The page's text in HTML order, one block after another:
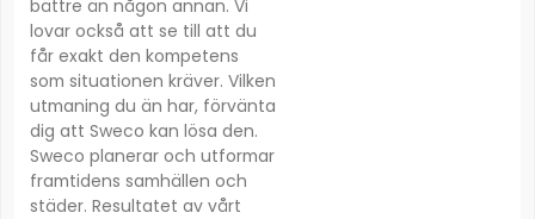
bättre än någon annan. Vi
lovar också att se till att du
får exakt den kompetens
som situationen kräver. Vilken
utmaning du än har, förvänta
dig att Sweco kan lösa den.
Sweco planerar och utformar
framtidens samhällen och
städer. Resultatet av vårt